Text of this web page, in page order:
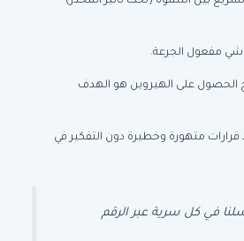
مفعول الجرعة.
الحصول على الهيروين هو الهدف
قرارات متهورة وخطيرة دون التفكير في
في كل سرية عبر الرقم